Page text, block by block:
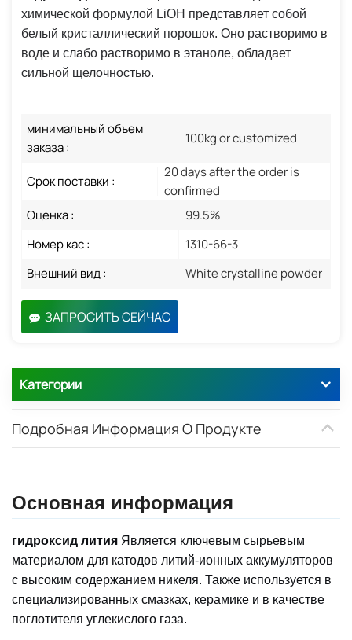
химической формулой LiOH представляет собой
белый кристаллический порошок. Оно растворимо в
воде и слабо растворимо в этаноле, обладает
сильной щелочностью.
минимальный объем
заказа :
100kg or customized
Срок поставки :
20 days after the order is
confirmed
Оценка :
99.5%
Номер кас :
1310-66-3
Внешний вид :
White crystalline powder
ЗАПРОСИТЬ СЕЙЧАС
Категории
Подробная Информация О Продукте
Основная информация
гидроксид лития Является ключевым сырьевым
материалом для катодов литий-ионных аккумуляторов
с высоким содержанием никеля. Также используется в
специализированных смазках, керамике и в качестве
поглотителя углекислого газа.